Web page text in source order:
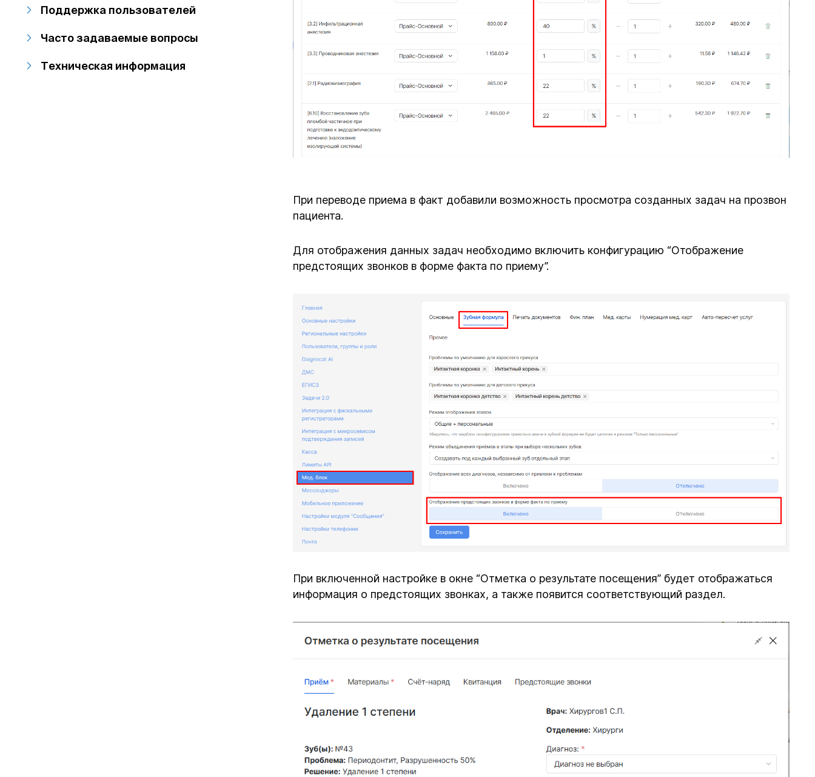
Поддержка пользователей
Часто задаваемые вопросы
Техническая информация
При переводе приема в факт добавили возможность просмотра созданных задач на прозвон
пациента.
Для отображения данных задач необходимо включить конфигурацию “Отображение
предстоящих звонков в форме факта по приему”.
При включенной настройке в окне “Отметка о результате посещения” будет отображаться
информация о предстоящих звонках, а также появится соответствующий раздел.